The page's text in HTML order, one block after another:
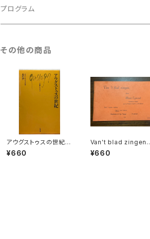
ルネサンス
古楽以外
古楽
プログラム
古楽以外
その他の商品
アウグストゥスの世紀
【著者：ピエール・グリマ
ル, 訳：北野徹】出版社：
¥660
Van't blad zingen
【著者：Marie Egmon
d】出版社：BROEKMA
¥660